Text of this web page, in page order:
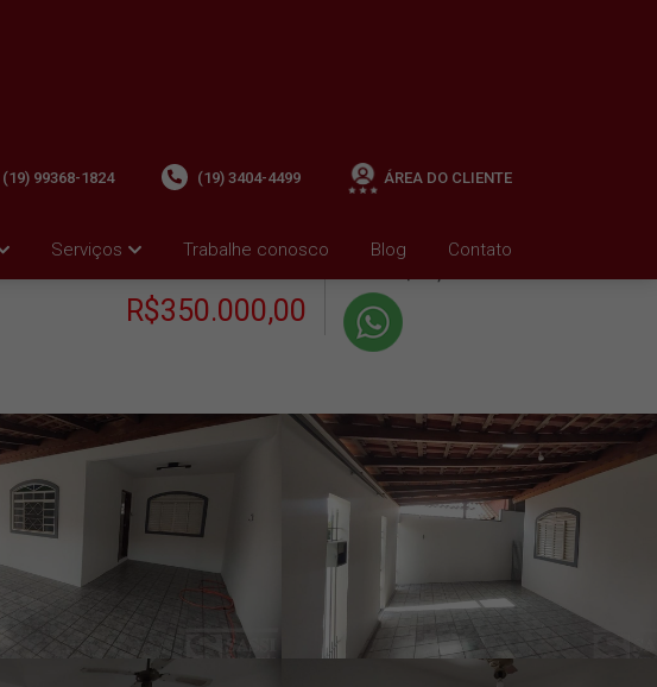
Serviços Trabalhe conosco Blog Contato
(19) 99368-1824 (19) 3404-4499 ÁREA DO CLIENTE
R$350.000,00
+ Condomínio R$0,00